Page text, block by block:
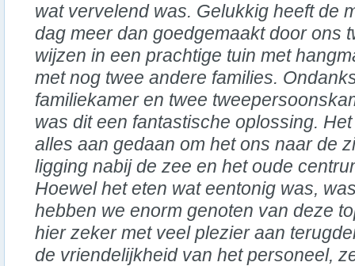
wat vervelend was. Gelukkig heeft de
dag meer dan goedgemaakt door ons
wijzen in een prachtige tuin met
met nog twee andere families.
familiekamer en twee
was dit een fantastische oplossing.
alles aan gedaan om het ons naar de
ligging nabij de zee en het oude
Hoewel het eten wat eentonig was,
hebben we enorm genoten van deze
hier zeker met veel plezier aan
de vriendelijkheid van het personeel,